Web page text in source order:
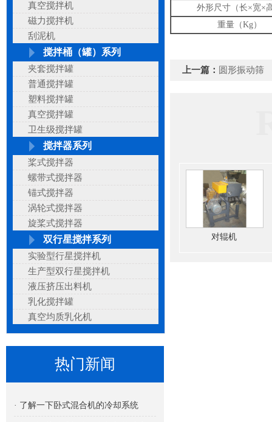
真空搅拌机
磁力搅拌机
刮泥机
搅拌桶（罐）系列
夹套搅拌罐
普通搅拌罐
塑料搅拌罐
真空搅拌罐
卫生级搅拌罐
搅拌器系列
桨式搅拌器
螺带式搅拌器
锚式搅拌器
涡轮式搅拌器
旋桨式搅拌器
双行星搅拌系列
实验型行星搅拌机
生产型双行星搅拌机
液压挤压出料机
乳化搅拌罐
真空均质乳化机
热门新闻
· 了解一下卧式混合机的冷却系统
外形尺寸（长×宽×
重量（Kg）
上一篇： 圆形振动筛
对辊机